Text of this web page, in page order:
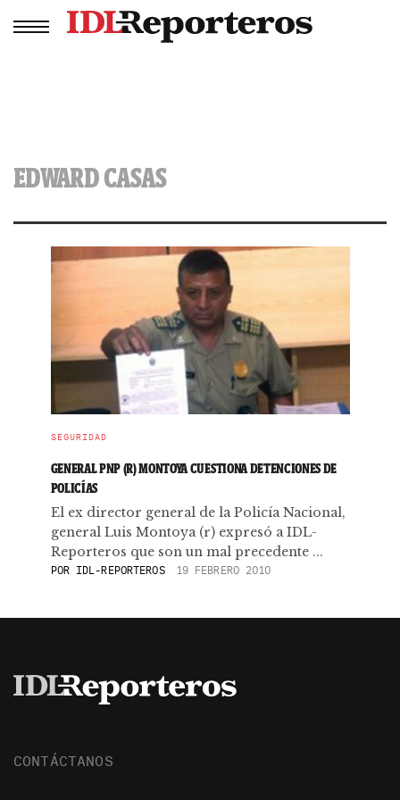
EDWARD CASAS
SEGURIDAD
GENERAL PNP (R) MONTOYA CUESTIONA DETENCIONES DE
POLICÍAS
El ex director general de la Policía Nacional,
general Luis Montoya (r) expresó a IDL-
Reporteros que son un mal precedente ...
POR IDL-REPORTEROS 19 FEBRERO 2010
CONTÁCTANOS